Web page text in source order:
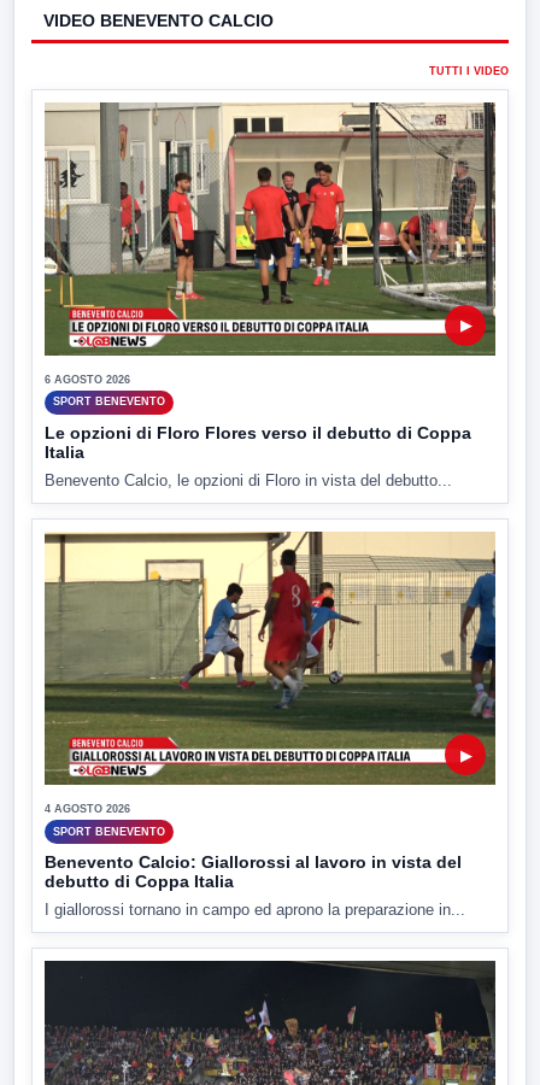
VIDEO BENEVENTO CALCIO
TUTTI I VIDEO
▶
6 AGOSTO 2026
SPORT BENEVENTO
Le opzioni di Floro Flores verso il debutto di Coppa
Italia
Benevento Calcio, le opzioni di Floro in vista del debutto...
▶
4 AGOSTO 2026
SPORT BENEVENTO
Benevento Calcio: Giallorossi al lavoro in vista del
debutto di Coppa Italia
I giallorossi tornano in campo ed aprono la preparazione in...